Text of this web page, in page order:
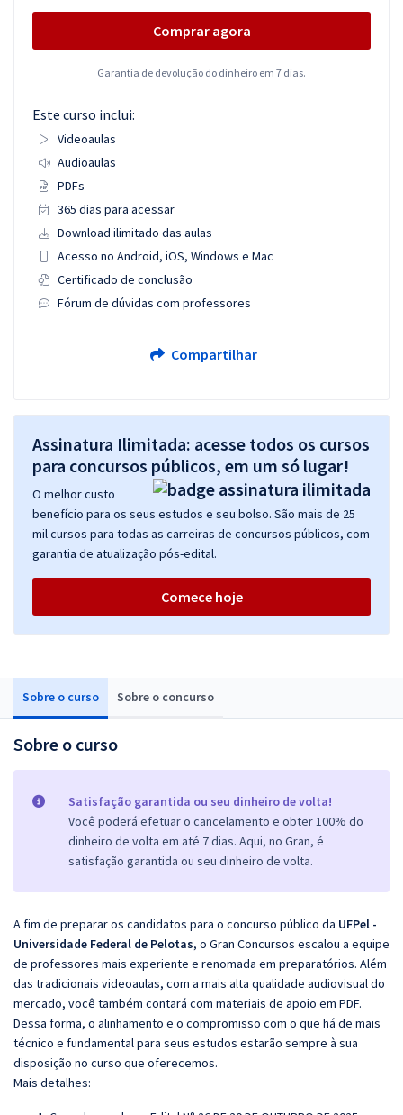
Sobre o curso Sobre o concurso
Sobre o curso
Satisfação garantida ou seu dinheiro de volta!
Você poderá efetuar o cancelamento e obter 100% do
dinheiro de volta em até 7 dias. Aqui, no Gran, é
satisfação garantida ou seu dinheiro de volta.
A fim de preparar os candidatos para o concurso público da UFPel -
Universidade Federal de Pelotas, o Gran Concursos escalou a equipe
de professores mais experiente e renomada em preparatórios. Além
das tradicionais videoaulas, com a mais alta qualidade audiovisual do
mercado, você também contará com materiais de apoio em PDF.
Dessa forma, o alinhamento e o compromisso com o que há de mais
técnico e fundamental para seus estudos estarão sempre à sua
disposição no curso que oferecemos.
Mais detalhes:
Comprar agora
Garantia de devolução do dinheiro em 7 dias.
Este curso inclui:
Videoaulas
Audioaulas
PDFs
365 dias para acessar
Download ilimitado das aulas
Acesso no Android, iOS, Windows e Mac
Certificado de conclusão
Fórum de dúvidas com professores
Compartilhar
Assinatura Ilimitada: acesse todos os cursos
para concursos públicos, em um só lugar!
O melhor custo
benefício para os seus estudos e seu bolso. São mais de 25
mil cursos para todas as carreiras de concursos públicos, com
garantia de atualização pós-edital.
Comece hoje